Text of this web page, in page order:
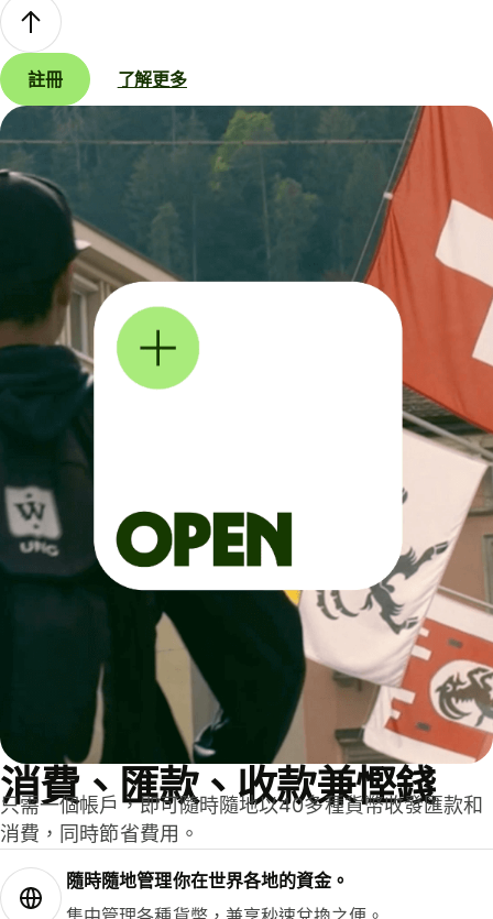
註冊 了解更多
消費、匯款、收款兼慳錢
只需一個帳戶，即可隨時隨地以40多種貨幣收發匯款和
消費，同時節省費用。
隨時隨地管理你在世界各地的資金。